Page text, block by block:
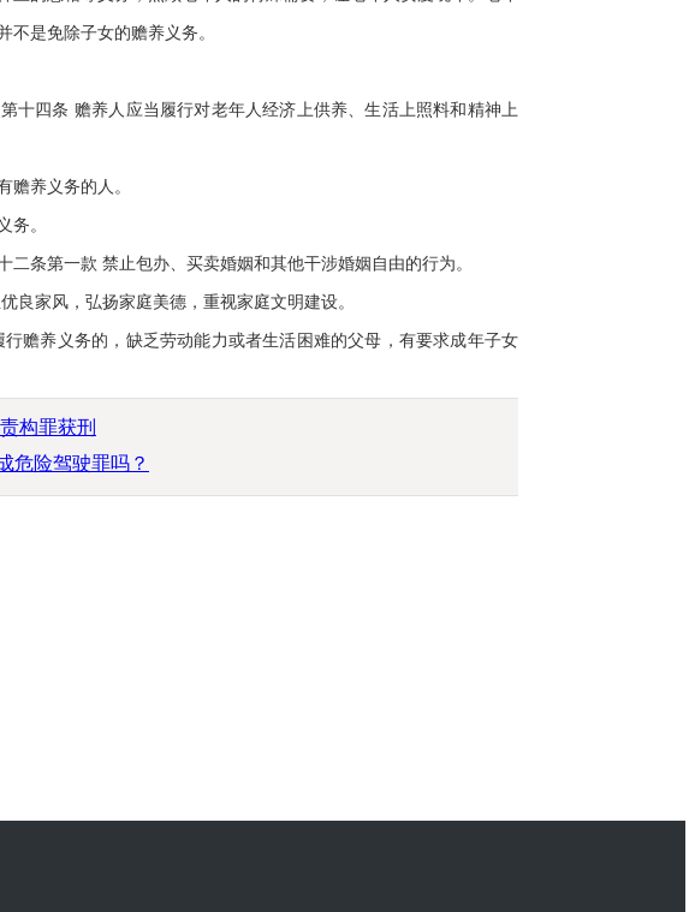
不是免除子女的赡养义务。
四条 赡养人应当履行对老年人经济上供养、生活上照料和精神上
养义务的人。
。
条第一款 禁止包办、买卖婚姻和其他干涉婚姻自由的行为。
家风，弘扬家庭美德，重视家庭文明建设。
养义务的，缺乏劳动能力或者生活困难的父母，有要求成年子女
构罪获刑
危险驾驶罪吗？